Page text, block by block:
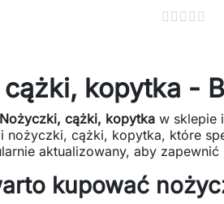
    
Dodaj do koszyka
kopytka -
Nożyczki, cążki, kopytka w sklepie
nożyczki, cążki, kopytka, które
aktualizowany, aby
kupować